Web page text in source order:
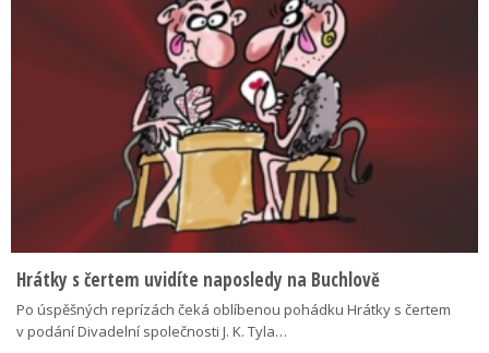
Hrátky s čertem uvidíte naposledy na Buchlově
Po úspěšných reprízách čeká oblíbenou pohádku Hrátky s čertem
v podání Divadelní společnosti J. K. Tyla…